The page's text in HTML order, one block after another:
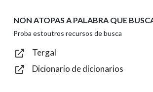
Enviar
NON ATOPAS A PALABRA QUE
Proba estoutros recursos de busca
Tergal
Dicionario de dicionarios